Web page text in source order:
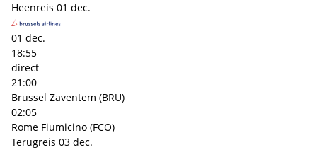
Heenreis 01 dec.
01 dec.
18:55
direct
21:00
Brussel Zaventem (BRU)
02:05
Rome Fiumicino (FCO)
Terugreis 03 dec.